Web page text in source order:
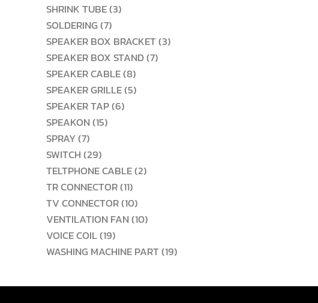
สินค้า
SHRINK TUBE 33
SOLDERING 77
สินค้า
SPEAKER BOX BRACKET 33
SPEAKER BOX STAND 77
SPEAKER CABLE 88
สินค้า
SPEAKER GRILLE 55
SPEAKER TAP 66
SPEAKON 1515
SPRAY 77
สินค้า
SWITCH 2929
สินค้า
TELTPHONE CABLE 22
TR CONNECTOR 1111
สินค้า
TV CONNECTOR 1010
สินค้า
VENTILATION FAN 1010
VOICE COIL 1919
สินค้า
WASHING MACHINE PART 1919